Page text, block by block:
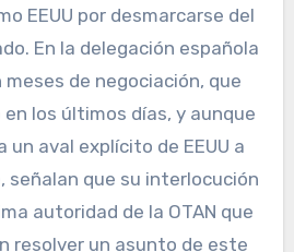
EEUU por desmarcarse del
En la delegación española
de negociación, que
los últimos días, y aunque
un aval explícito de EEUU a
señalan que su interlocución
autoridad de la OTAN que
resolver un asunto de este